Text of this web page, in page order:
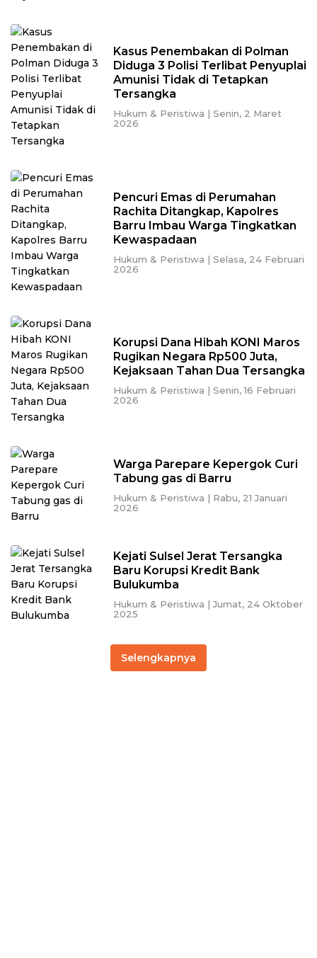
Kasus Penembakan di Polman
Diduga 3 Polisi Terlibat Penyuplai
Amunisi Tidak di Tetapkan
Tersangka
Hukum & Peristiwa | Senin, 2 Maret
2026
Pencuri Emas di Perumahan
Rachita Ditangkap, Kapolres
Barru Imbau Warga Tingkatkan
Kewaspadaan
Hukum & Peristiwa | Selasa, 24 Februari
2026
Korupsi Dana Hibah KONI Maros
Rugikan Negara Rp500 Juta,
Kejaksaan Tahan Dua Tersangka
Hukum & Peristiwa | Senin, 16 Februari
2026
Warga Parepare Kepergok Curi
Tabung gas di Barru
Hukum & Peristiwa | Rabu, 21 Januari
2026
Kejati Sulsel Jerat Tersangka
Baru Korupsi Kredit Bank
Bulukumba
Hukum & Peristiwa | Jumat, 24 Oktober
2025
Selengkapnya